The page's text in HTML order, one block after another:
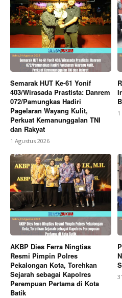
Contact us
Subscription Plans
My account
Bagikan Artikel
Berita Lainnya IWOI
Indramayu Serius Tangani
Pengerusakan dan
BBWS
Semarak HUT Ke-61 Yonif
403/Wirasada Prastista: Danrem
072/Pamungkas Hadiri
Pagelaran Wayang Kulit,
Perkuat Kemanunggalan TNI
dan Rakyat
1 Agustus 2026
AKBP Dies Ferra Ningtias
Resmi Pimpin Polres
Pekalongan Kota, Torehkan
Sejarah sebagai Kapolres
Perempuan Pertama di Kota
Batik